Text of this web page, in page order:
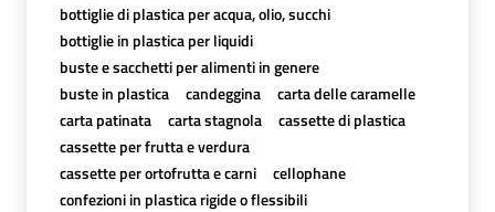
bottiglie di plastica per acqua, olio, succhi
bottiglie in plastica per liquidi
buste e sacchetti per alimenti in genere
buste in plastica
candeggina
carta delle caramelle
carta patinata
carta stagnola
cassette di plastica
cassette per frutta e verdura
cassette per ortofrutta e carni
cellophane
confezioni in plastica rigide o flessibili